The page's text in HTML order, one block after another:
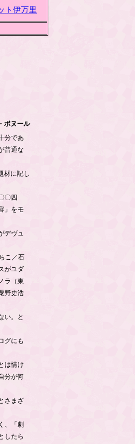
ト伊万里
ボヌール
分であ
普通な
材に記し
〇四
」をモ
デヴュ
こ／石
がユダ
ラ（東
野史浩
い。と
グにも
は情け
分が何
さまざ
、「劇
したら